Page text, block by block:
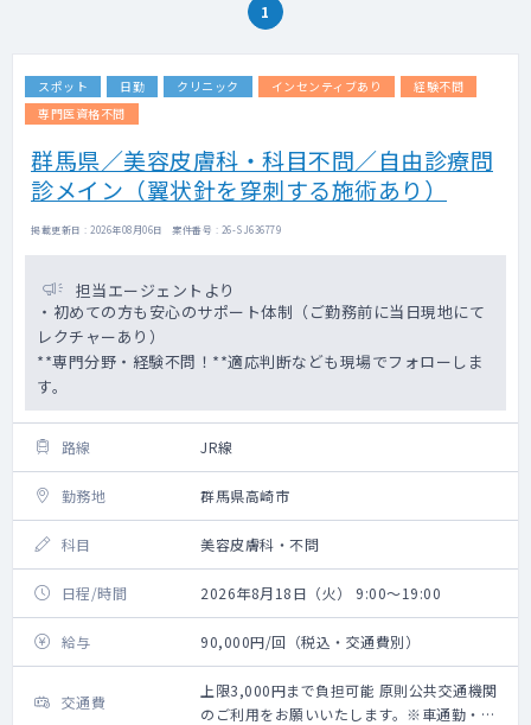
1
スポット 日勤 クリニック インセンティブあり
経験不問
専門医資格不問
群馬県／美容皮膚科・科目不問／自由診療問
診メイン（翼状針を穿刺する施術あり）
掲載更新日 : 2026年08月06日 案件番号 : 26-SJ636779
担当エージェントより
・初めての方も安心のサポート体制（ご勤務前に当日現地にて
レクチャーあり）
**専門分野・経験不問！**適応判断なども現場でフォローしま
す。
路線 JR線
勤務地 群馬県高崎市
科目 美容皮膚科・不問
日程/時間 2026年8月18日（火） 9:00～19:00
給与 90,000円/回（税込・交通費別）
交通費
上限3,000円まで負担可能 原則公共交通機関
のご利用をお願いいたします。※車通勤・タ